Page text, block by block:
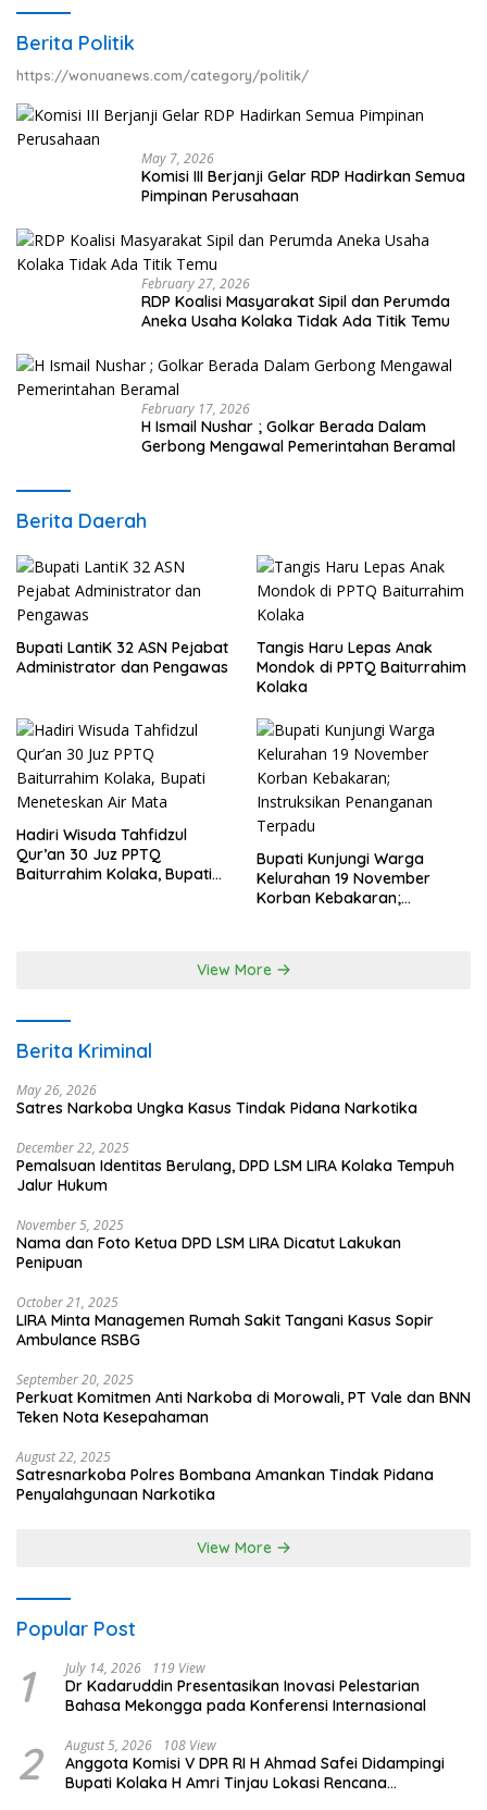
Berita Politik
https://wonuanews.com/category/politik/
May 7, 2026
Komisi III Berjanji Gelar RDP Hadirkan Semua
Pimpinan Perusahaan
February 27, 2026
RDP Koalisi Masyarakat Sipil dan Perumda
Aneka Usaha Kolaka Tidak Ada Titik Temu
February 17, 2026
H Ismail Nushar ; Golkar Berada Dalam
Gerbong Mengawal Pemerintahan Beramal
Berita Daerah
Bupati LantiK 32 ASN Pejabat
Administrator dan Pengawas
Tangis Haru Lepas Anak
Mondok di PPTQ Baiturrahim
Kolaka
Hadiri Wisuda Tahfidzul
Qur’an 30 Juz PPTQ
Baiturrahim Kolaka, Bupati
Bupati Kunjungi Warga
Kelurahan 19 November
Korban Kebakaran;
View More
Berita Kriminal
May 26, 2026
Satres Narkoba Ungka Kasus Tindak Pidana Narkotika
December 22, 2025
Pemalsuan Identitas Berulang, DPD LSM LIRA Kolaka Tempuh
Jalur Hukum
November 5, 2025
Nama dan Foto Ketua DPD LSM LIRA Dicatut Lakukan
Penipuan
October 21, 2025
LIRA Minta Managemen Rumah Sakit Tangani Kasus Sopir
Ambulance RSBG
September 20, 2025
Perkuat Komitmen Anti Narkoba di Morowali, PT Vale dan BNN
Teken Nota Kesepahaman
August 22, 2025
Satresnarkoba Polres Bombana Amankan Tindak Pidana
Penyalahgunaan Narkotika
View More
Popular Post
1 July 14, 2026 119 View
Dr Kadaruddin Presentasikan Inovasi Pelestarian
Bahasa Mekongga pada Konferensi Internasional
2 August 5, 2026 108 View
Anggota Komisi V DPR RI H Ahmad Safei Didampingi
Bupati Kolaka H Amri Tinjau Lokasi Rencana